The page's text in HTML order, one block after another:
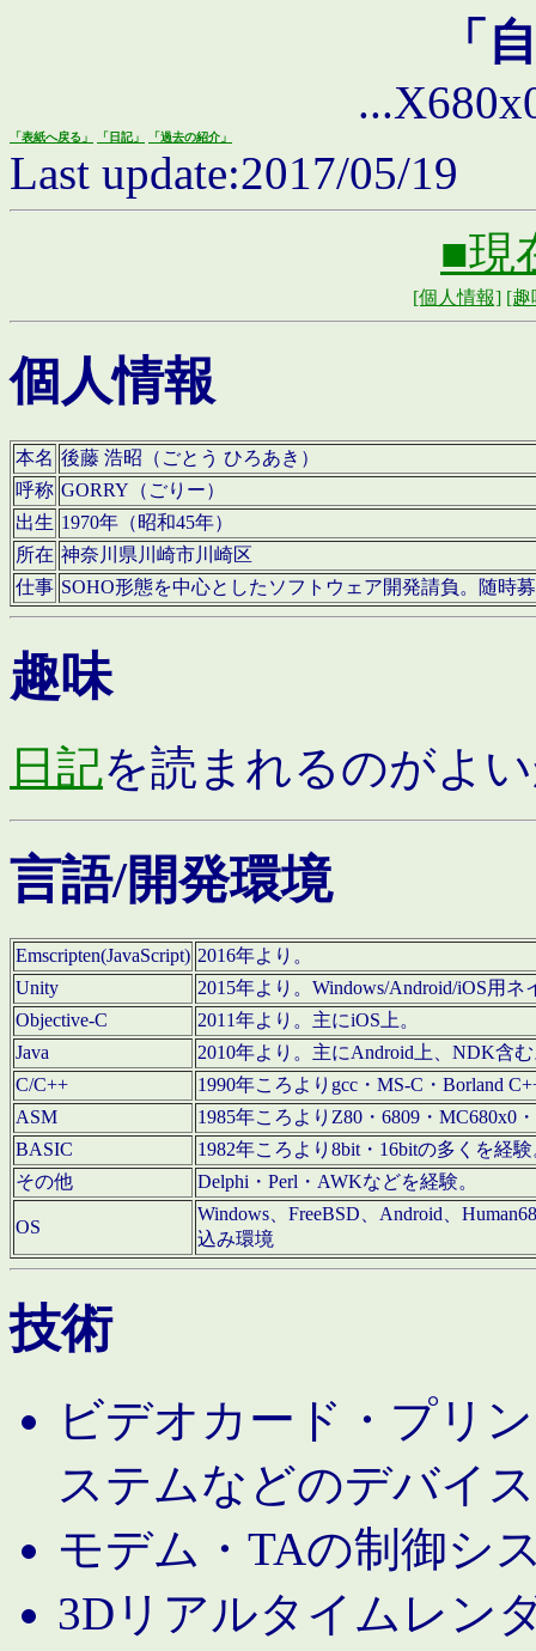
「
「表紙へ戻る」 「日記」 「過去の紹介」
Last update:2017/05/19
■現
[個人情報] [趣
個人情報
本名 後藤 浩昭（ごとう ひろあき）
呼称 GORRY（ごりー）
出生 1970年（昭和45年）
所在 神奈川県川崎市川崎区
仕事 SOHO形態を中心としたソフトウェア開発請負。随時
趣味
日記を読まれるのがよ
言語/開発環境
Emscripten(JavaScript) 2016年より。
Unity
2015年より。Windows/Android/iOS用
Objective-C
2011年より。主にiOS上。
Java
2010年より。主にAndroid上、NDK含
C/C++
1990年ころよりgcc・MS-C・Borland
ASM
1985年ころよりZ80・6809・MC680x0
BASIC
1982年ころより8bit・16bitの多くを経
その他
Delphi・Perl・AWKなどを経験。
OS
Windows、FreeBSD、Android、
込み環境
技術
ビデオカード・プリ
ステムなどのデバイ
モデム・TAの制御シ
3Dリアルタイムレン